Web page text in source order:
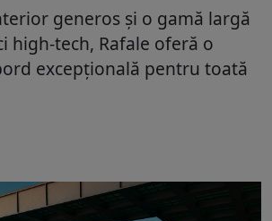
generos și o gamă largă
high-tech, Rafale oferă o
excepțională pentru toată